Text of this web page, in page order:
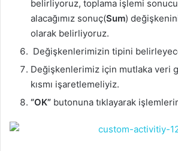
belirliyoruz, toplama işlemi
alacağımız sonuç(Sum)
olarak belirliyoruz.
Değişkenlerimizin tipini
Değişkenlerimiz için mutlaka veri
kısmı işaretlemeliyiz.
“OK” butonuna tıklayarak